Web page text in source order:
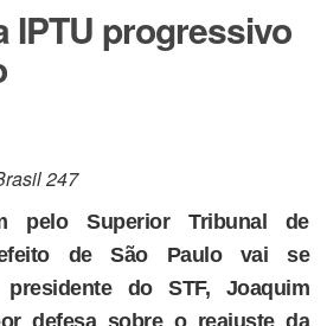
IPTU progressivo
247
pelo Superior Tribunal de
de São Paulo vai se
do STF, Joaquim
defesa sobre o reajuste da